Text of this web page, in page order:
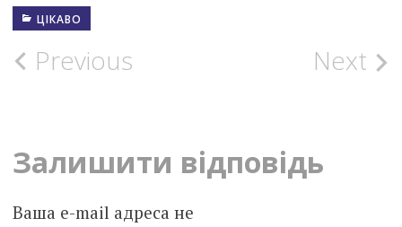
ЦІКАВО
Post
Previous Next
Залишити відповідь
Ваша e-mail адреса не